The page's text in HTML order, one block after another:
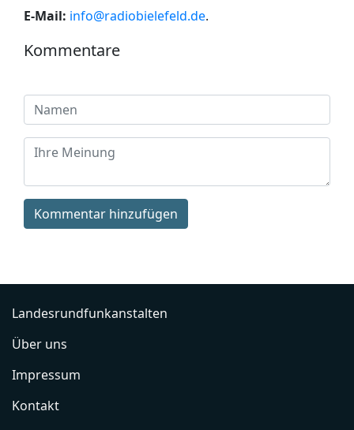
E-Mail: info@radiobielefeld.de.
Kommentare
Kommentar hinzufügen
Landesrundfunkanstalten
Über uns
Impressum
Kontakt